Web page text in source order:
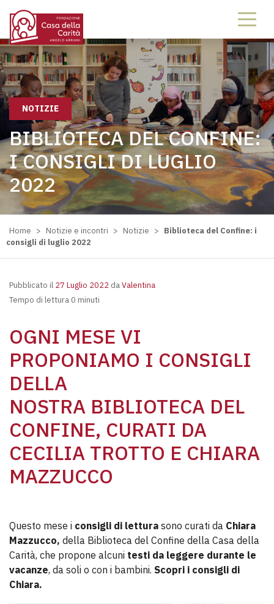
NOTIZIE
BIBLIOTECA DEL CONFINE:
I CONSIGLI DI LUGLIO
2022
Home > Notizie e incontri > Notizie > Biblioteca del Confine: i
consigli di luglio 2022
Pubblicato il 27 Luglio 2022 daValentina
Tempo di lettura 0 minuti
OGNI MESE VI
PROPONIAMO I CONSIGLI
DELLA
NOSTRA BIBLIOTECA DEL
CONFINE, CURATI DA
CECILIA TROTTO E CHIARA
MAZZUCCO
Questo mese i consigli di lettura sono curati da Chiara
Mazzucco, della Biblioteca del Confine della Casa della
Carità, che propone alcuni testi da leggere durante le
vacanze, da soli o con i bambini. Scopri i consigli di
Chiara.